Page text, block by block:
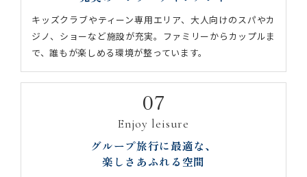
キッズクラブやティーン専用エリア、大人向けのスパやカ
ジノ、ショーなど施設が充実。ファミリーからカップルま
で、誰もが楽しめる環境が整っています。
07
Enjoy leisure
グループ旅行に最適な、
楽しさあふれる空間